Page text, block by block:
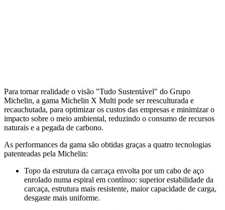
Para tornar realidade o visão "Tudo Sustentável" do Grupo
Michelin, a gama Michelin X Multi pode ser reesculturada e
recauchutada, para optimizar os custos das empresas e minimizar o
impacto sobre o meio ambiental, reduzindo o consumo de recursos
naturais e a pegada de carbono.
As performances da gama são obtidas graças a quatro tecnologias
patenteadas pela Michelin:
Topo da estrutura da carcaça envolta por um cabo de aço
enrolado numa espiral em contínuo: superior estabilidade da
carcaça, estrutura mais resistente, maior capacidade de carga,
desgaste mais uniforme.